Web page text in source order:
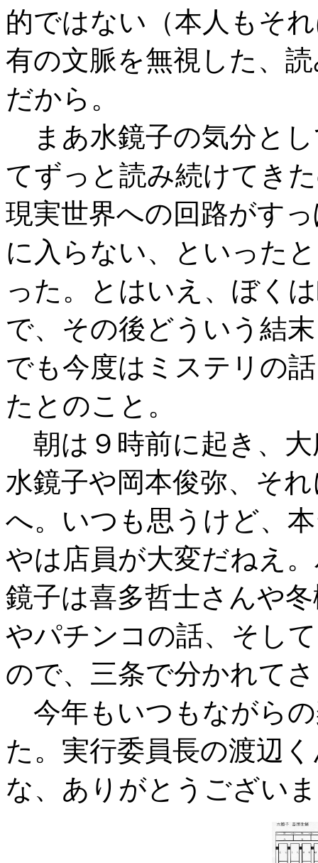
的ではない（本人もそ
有の文脈を無視した、
だから。
まあ水鏡子の気分と
てずっと読み続けてき
現実世界への回路がす
に入らない、といった
った。とはいえ、ぼく
で、その後どういう結
でも今度はミステリの
たとのこと。
朝は９時前に起き、
水鏡子や岡本俊弥、そ
へ。いつも思うけど、
やは店員が大変だねえ
鏡子は喜多哲士さんや
やパチンコの話、そし
ので、三条で分かれて
今年もいつもながら
た。実行委員長の渡辺
な、ありがとうござい